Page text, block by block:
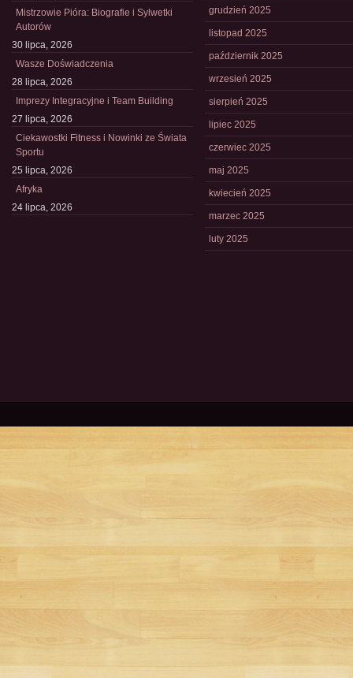
Mistrzowie Pióra: Biografie i Sylwetki
Autorów
30 lipca, 2026
Wasze Doświadczenia
28 lipca, 2026
Imprezy Integracyjne i Team Building
27 lipca, 2026
Ciekawostki Fitness i Nowinki ze Świata
Sportu
25 lipca, 2026
Afryka
24 lipca, 2026
grudzień 2025
listopad 2025
październik 2025
wrzesień 2025
sierpień 2025
lipiec 2025
czerwiec 2025
maj 2025
kwiecień 2025
marzec 2025
luty 2025